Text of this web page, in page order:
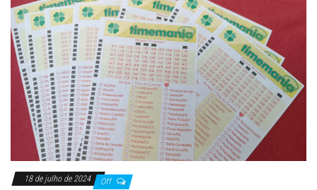
18 de julho de 2024 Off